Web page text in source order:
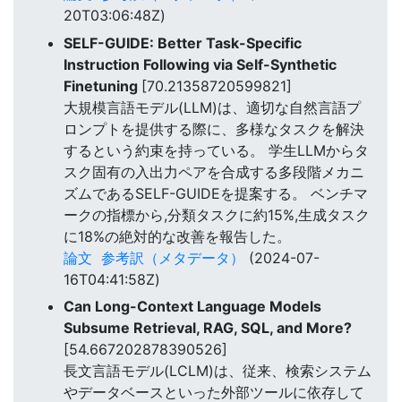
20T03:06:48Z)
SELF-GUIDE: Better Task-Specific
Instruction Following via Self-Synthetic
Finetuning [70.21358720599821]
大規模言語モデル(LLM)は、適切な自然言語プ
ロンプトを提供する際に、多様なタスクを解決
するという約束を持っている。 学生LLMからタ
スク固有の入出力ペアを合成する多段階メカニ
ズムであるSELF-GUIDEを提案する。 ベンチマ
ークの指標から,分類タスクに約15%,生成タスク
に18%の絶対的な改善を報告した。
論文 参考訳（メタデータ）
(2024-07-
16T04:41:58Z)
Can Long-Context Language Models
Subsume Retrieval, RAG, SQL, and More?
[54.667202878390526]
長文言語モデル(LCLM)は、従来、検索システム
やデータベースといった外部ツールに依存して